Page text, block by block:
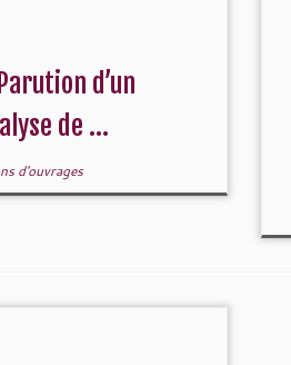
d’un
de ...
d'ouvrages